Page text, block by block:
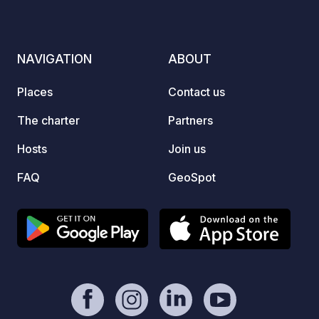
NAVIGATION
Places
The charter
Hosts
FAQ
ABOUT
Contact us
Partners
Join us
GeoSpot